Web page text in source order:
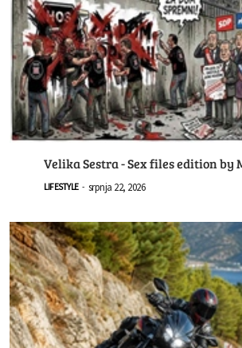
Velika Sestra - Sex files edition by
LIFESTYLE - srpnja 22, 2026